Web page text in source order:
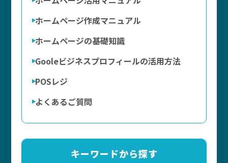
ホームページ作成マニュアル
ホームページの基礎知識
Gooleビジネスプロフィールの活用方法
POSレジ
よくあるご質問
キーワードから探す